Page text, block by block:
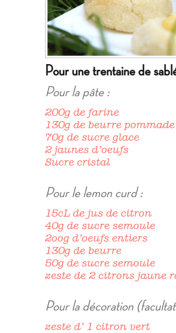
Pour une trentaine de
Pour la pâte :
200g de farine
130g de beurre pommade
70g de sucre glace
2 jaunes d’oeufs
Sucre cristal
Pour le lemon curd :
15cL de jus de citron
40g de sucre semoule
2oog d’oeufs entiers
130g de beurre
50g de sucre semoule
zeste de 2 citrons jaune
Pour la décoration
zeste d’ 1 citron vert